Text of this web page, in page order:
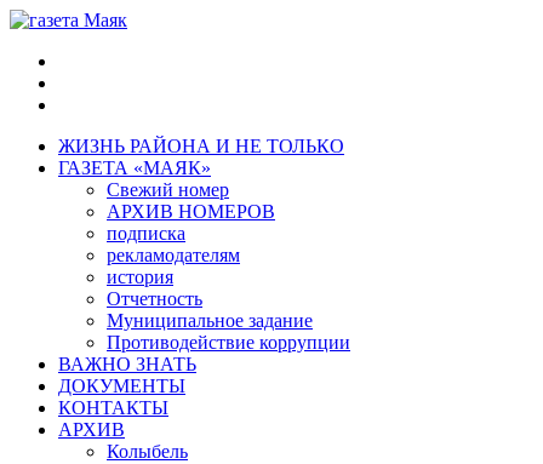
ЖИЗНЬ РАЙОНА И НЕ ТОЛЬКО
ГАЗЕТА «МАЯК»
Свежий номер
АРХИВ НОМЕРОВ
подписка
рекламодателям
история
Отчетность
Муниципальное задание
Противодействие коррупции
ВАЖНО ЗНАТЬ
ДОКУМЕНТЫ
КОНТАКТЫ
АРХИВ
Колыбель